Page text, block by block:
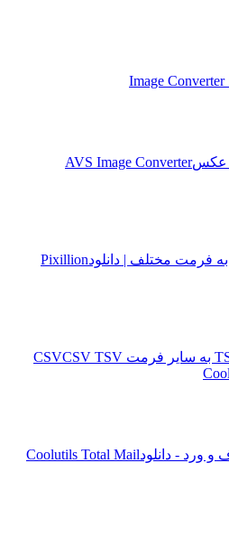
Image
AVS Image Converter
مختلف | دانلود Pixillion
CSV TSV
- دانلود Coolutils Total Mail